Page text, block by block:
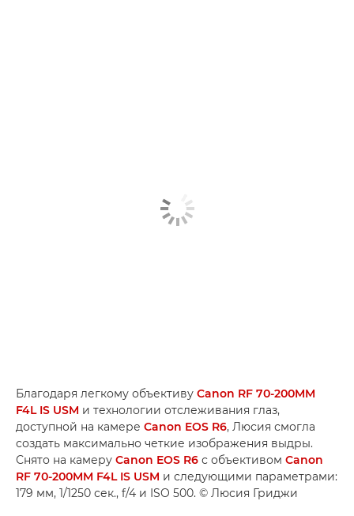
Благодаря легкому объективу Canon RF 70-200MM
F4L IS USM и технологии отслеживания глаз,
доступной на камере Canon EOS R6, Люсия смогла
создать максимально четкие изображения выдры.
Снято на камеру Canon EOS R6 с объективом Canon
RF 70-200MM F4L IS USM и следующими параметрами:
179 мм, 1/1250 сек., f/4 и ISO 500. © Люсия Гриджи